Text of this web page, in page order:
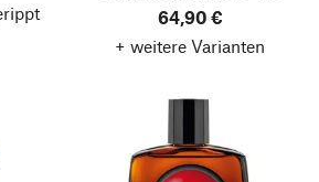
64,90 €
+ weitere Varianten